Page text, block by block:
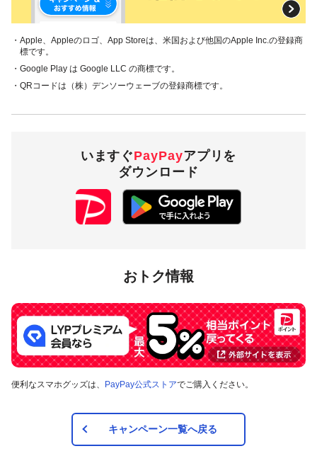
・Apple、Appleのロゴ、App Storeは、米国および他国のApple Inc.の登録商
標です。
・Google Play は Google LLC の商標です。
・QRコードは（株）デンソーウェーブの登録商標です。
いますぐPayPayアプリを
ダウンロード
おトク情報
便利なスマホグッズは、 PayPay公式ストアでご購入ください。
キャンペーン一覧へ戻る